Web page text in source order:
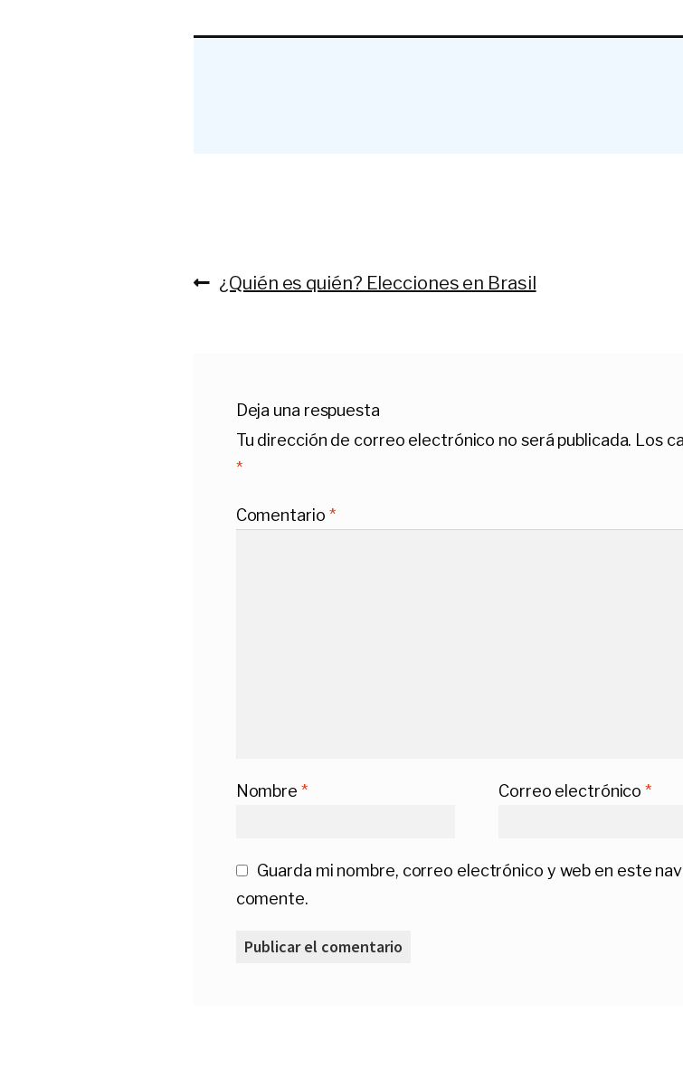
Navegación
Anterior:
¿Quién es quién? Elecciones en Brasil
Deja una respuesta
Tu dirección de correo electrónico no será publicada. Los
*
Comentario *
Nombre * Correo electrónico*
Guarda mi nombre, correo electrónico y web en este
comente.